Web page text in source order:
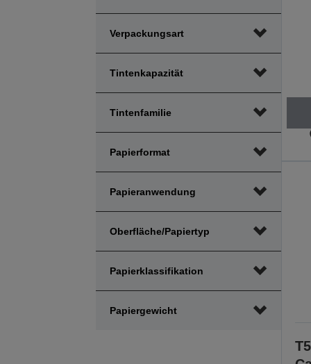
Verpackungsart
Tintenkapazität
Tintenfamilie
Papierformat
Papieranwendung
Oberfläche/Papiertyp
Papierklassifikation
Papiergewicht